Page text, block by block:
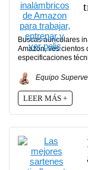
Buscas auriculares
Amazon, ves cientos
especificaciones
Equipo
LEER MÁS +